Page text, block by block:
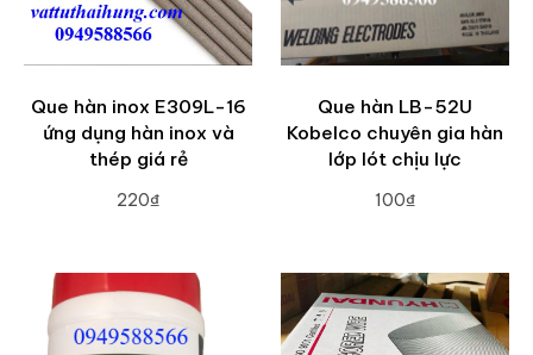
Que hàn inox E309L-16
ứng dụng hàn inox và
thép giá rẻ
220₫
Que hàn LB-52U
Kobelco chuyên gia hàn
lớp lót chịu lực
100₫